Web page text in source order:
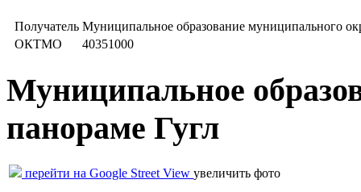
Получатель Муниципальное образование муниципального
ОКТМО
40351000
Муниципальное
панораме Гугл
перейти на Google Street View увеличить фото